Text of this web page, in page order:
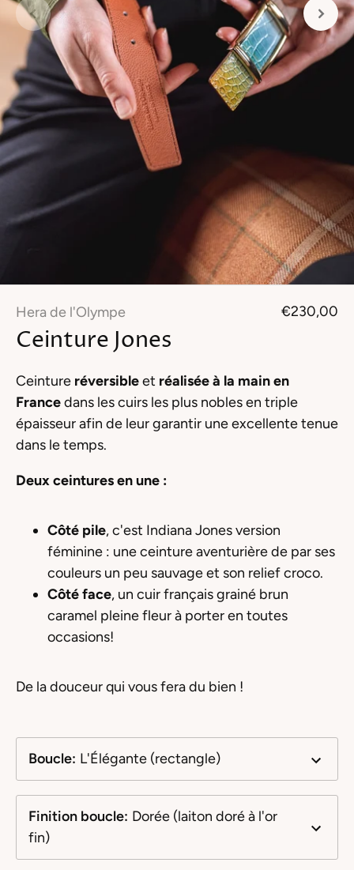
Hera de l'Olympe €230,00
Ceinture Jones
Ceinture réversibleet réalisée à la main en
Francedans les cuirs les plus nobles en triple
épaisseur afin de leur garantir une excellente tenue
dans le temps.
Deux ceinturesen une :
Côté pile, c'est Indiana Jones version
féminine : une ceinture aventurière de par ses
couleurs un peu sauvage et son relief croco.
Côté face, un cuir français grainé brun
caramel pleine fleur à porter en toutes
occasions!
De la douceur qui vous fera du bien !
Boucle: L'Élégante (rectangle)
Finition boucle: Dorée (laiton doré à l'or
fin)